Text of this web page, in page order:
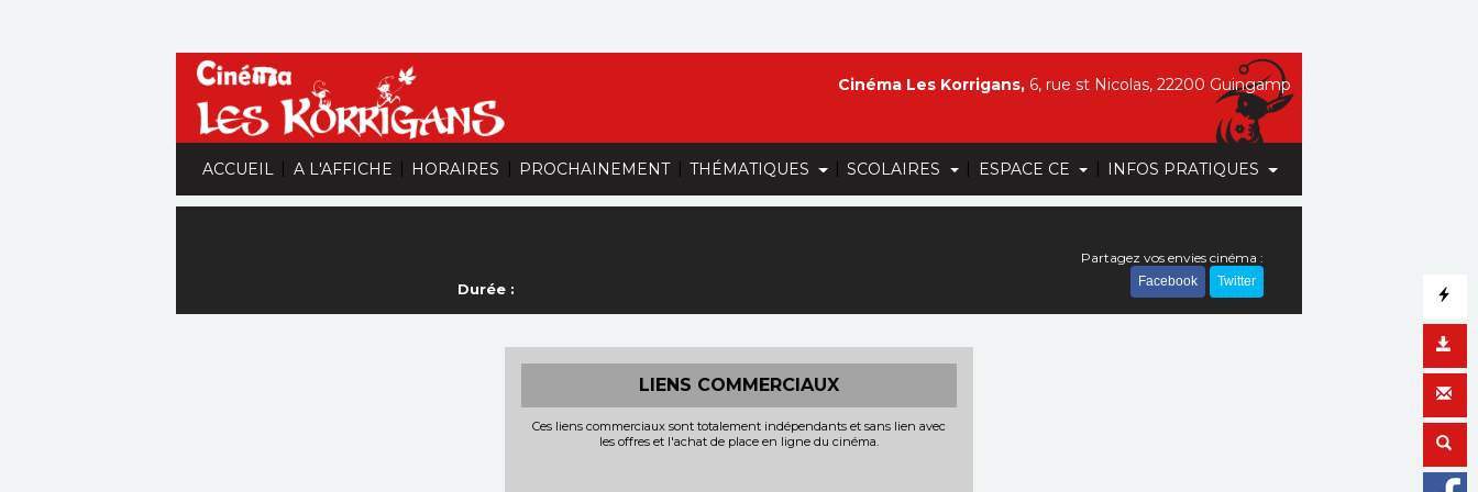
ACCUEIL | A L'AFFICHE | HORAIRES | PROCHAINEMENT | THÉMATIQUES | SCOLAIRES | ESPACE CE | INFOS PRATIQUES
Cinéma Les Korrigans, 6, rue st Nicolas, 22200 Guingamp
Durée :
Partagez vos envies cinéma :
Facebook Twitter
LIENS COMMERCIAUX
Ces liens commerciaux sont totalement indépendants et sans lien avec
les offres et l'achat de place en ligne du cinéma.